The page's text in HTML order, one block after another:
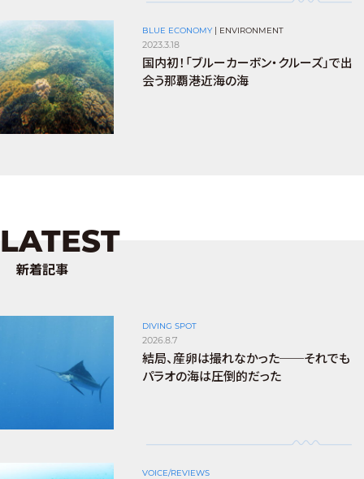
BLUE ECONOMY | ENVIRONMENT
2023.3.18
国内初！「ブルーカーボン・クルーズ」で出
会う那覇港近海の海
LATEST
新着記事
DIVING SPOT
2026.8.7
結局、産卵は撮れなかった──それでも
パラオの海は圧倒的だった
VOICE/REVIEWS